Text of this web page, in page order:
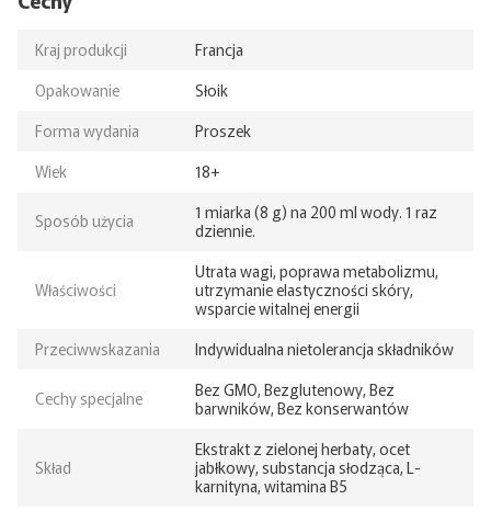
Kraj produkcji
Francja
Opakowanie
Słoik
Forma wydania
Proszek
Wiek
18+
Sposób użycia
1 miarka (8 g) na 200 ml wody. 1 raz
dziennie.
Właściwości
Utrata wagi, poprawa metabolizmu,
utrzymanie elastyczności skóry,
wsparcie witalnej energii
Przeciwwskazania
Indywidualna nietolerancja składników
Cechy specjalne
Bez GMO, Bezglutenowy, Bez
barwników, Bez konserwantów
Skład
Ekstrakt z zielonej herbaty, ocet
jabłkowy, substancja słodząca, L-
karnityna, witamina B5